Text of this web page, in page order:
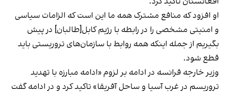
او افزود که منافع مشترک همه ما این است که الزامات سیاسی
و امنیتی مشخصی را در رابطه با رژیم کابل[طالبان] در پیش
بگیریم از جمله اینکه همه روابط با سازمان‌های تروریستی باید
قطع شود.
وزیر خارجه فرانسه در ادامه بر لزوم «ادامه مبارزه با تهدید
تروریسم در غرب آسیا و ساحل آفریقا» تاکید کرد و در ادامه گفت